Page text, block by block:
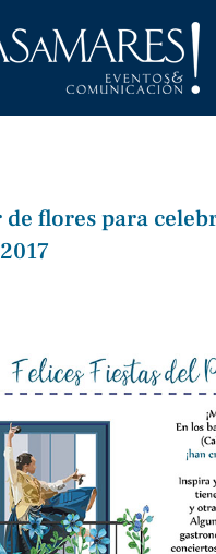
flores para